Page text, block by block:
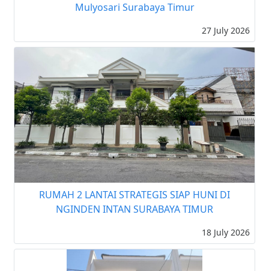
Mulyosari Surabaya Timur
27 July 2026
RUMAH 2 LANTAI STRATEGIS SIAP HUNI DI
NGINDEN INTAN SURABAYA TIMUR
18 July 2026